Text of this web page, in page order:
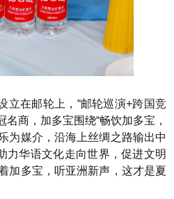
立在邮轮上，“邮轮巡演+跨国竞
商，加多宝围绕“畅饮加多宝，
为媒介，沿海上丝绸之路输出中
力华语文化走向世界，促进文明
加多宝，听亚洲新声，这才是夏